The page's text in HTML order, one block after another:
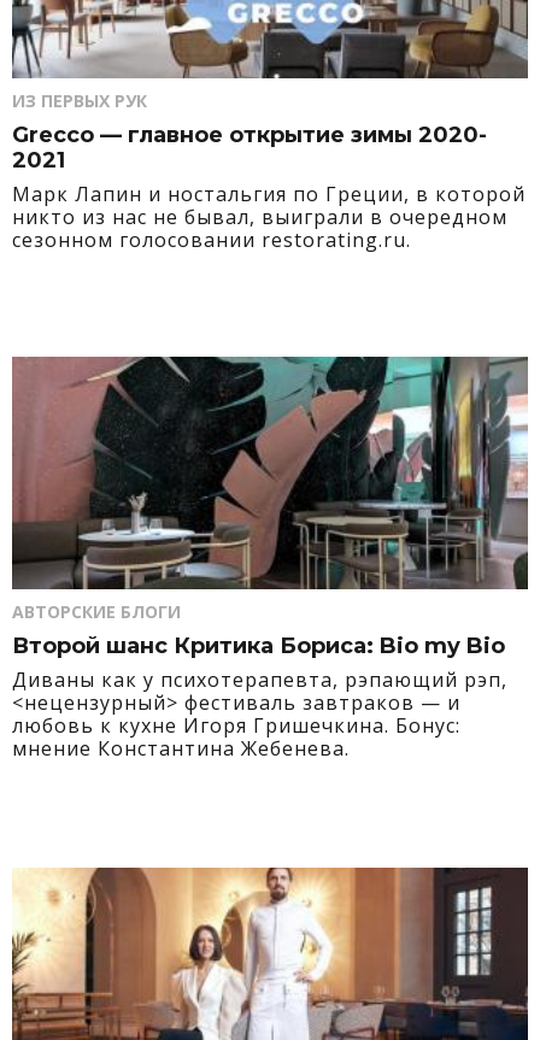
ИЗ ПЕРВЫХ РУК
Grecco — главное открытие зимы 2020-
2021
Марк Лапин и ностальгия по Греции, в которой
никто из нас не бывал, выиграли в очередном
сезонном голосовании restorating.ru.
АВТОРСКИЕ БЛОГИ
Второй шанс Критика Бориса: Bio my Bio
Диваны как у психотерапевта, рэпающий рэп,
<нецензурный> фестиваль завтраков — и
любовь к кухне Игоря Гришечкина. Бонус:
мнение Константина Жебенева.